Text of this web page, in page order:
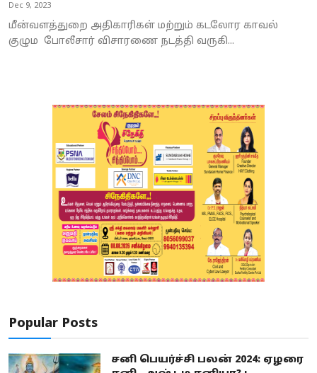
Dec 9, 2023
மீன்வளத்துறை அதிகாரிகள் மற்றும் கடலோர காவல்
குழும போலீசார் விசாரணை நடத்தி வருகி...
Popular Posts
சனி பெயர்ச்சி பலன் 2024: ஏழரை